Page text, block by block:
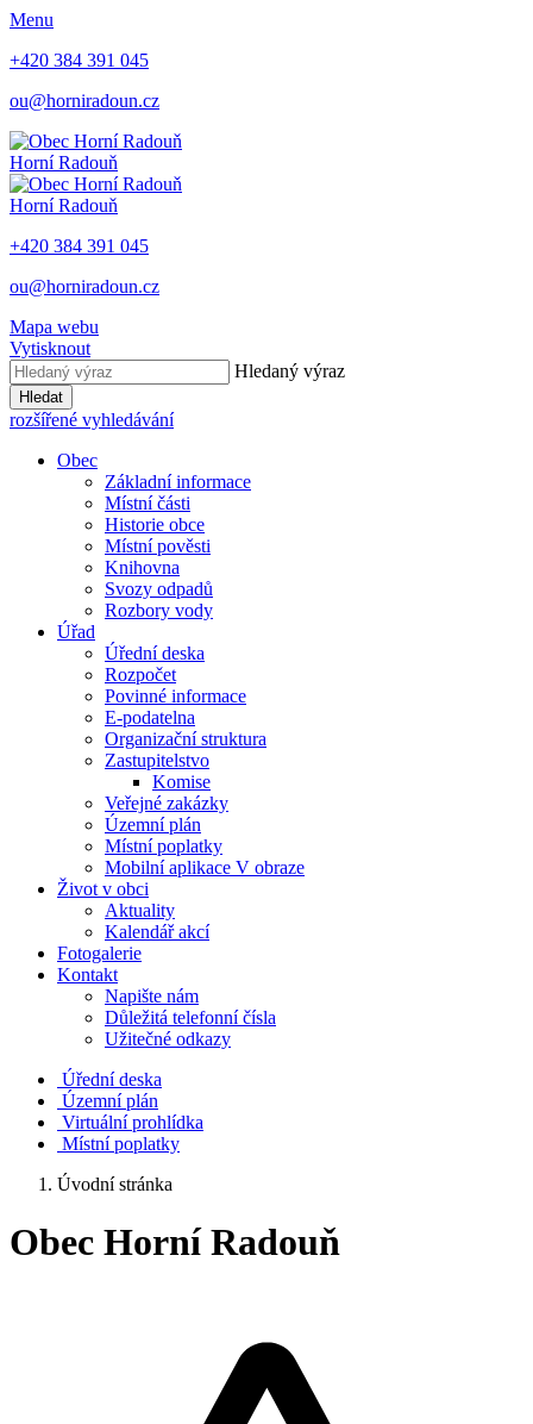
Menu
+420 384 391 045
ou@horniradoun.cz
Horní Radouň
Horní Radouň
+420 384 391 045
ou@horniradoun.cz
Mapa webu
Vytisknout
Hledaný výraz
Hledat
rozšířené vyhledávání
Obec
Základní informace
Místní části
Historie obce
Místní pověsti
Knihovna
Svozy odpadů
Rozbory vody
Úřad
Úřední deska
Rozpočet
Povinné informace
E-podatelna
Organizační struktura
Zastupitelstvo
Komise
Veřejné zakázky
Územní plán
Místní poplatky
Mobilní aplikace V obraze
Život v obci
Aktuality
Kalendář akcí
Fotogalerie
Kontakt
Napište nám
Důležitá telefonní čísla
Užitečné odkazy
Úřední deska
Územní plán
Virtuální prohlídka
Místní poplatky
Úvodní stránka
Obec Horní Radouň